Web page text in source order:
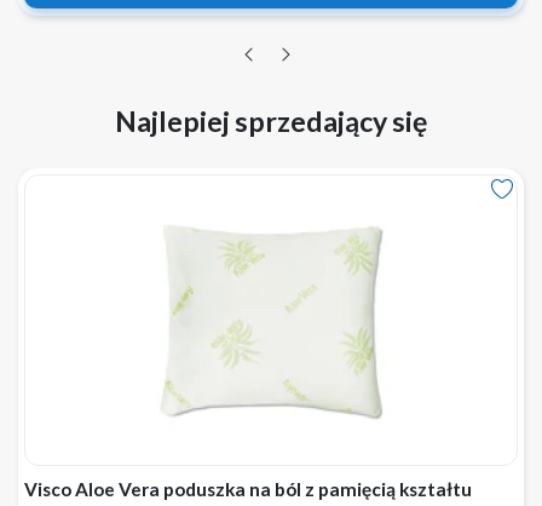
Najlepiej sprzedający się
Visco Aloe Vera poduszka na ból z pamięcią kształtu